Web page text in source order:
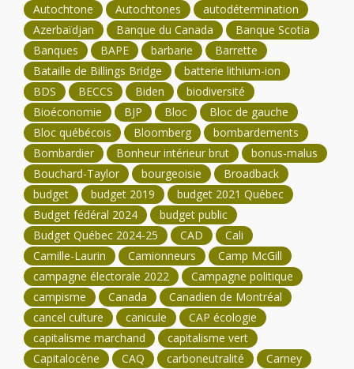
Autochtone Autochtones
autodétermination
Azerbaïdjan
Banque du Canada
Banque Scotia
Banques
BAPE barbarie
Barrette
Bataille de Billings Bridge
batterie lithium-ion
BDS
BECCS Biden
biodiversité
Bioéconomie
BJP Bloc
Bloc de gauche
Bloc québécois
Bloomberg
bombardements
Bombardier
Bonheur intérieur brut
bonus-malus
Bouchard-Taylor
bourgeoisie
Broadback
budget
budget 2019
budget 2021 Québec
Budget fédéral 2024
budget public
Budget Québec 2024-25
CAD
Cali
Camille-Laurin
Camionneurs
Camp McGill
campagne électorale 2022
Campagne politique
campisme
Canada
Canadien de Montréal
cancel culture
canicule
CAP écologie
capitalisme marchand
capitalisme vert
Capitalocène
CAQ carboneutralité
Carney